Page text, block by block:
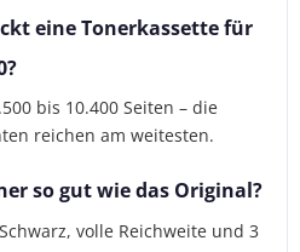
eine Tonerkassette für
bis 10.400 Seiten – die
reichen am weitesten.
so gut wie das Original?
volle Reichweite und 3